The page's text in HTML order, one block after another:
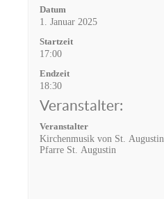
Datum
1. Januar 2025
Startzeit
17:00
Endzeit
18:30
Veranstalter:
Veranstalter
Kirchenmusik von St. Augustin
Pfarre St. Augustin